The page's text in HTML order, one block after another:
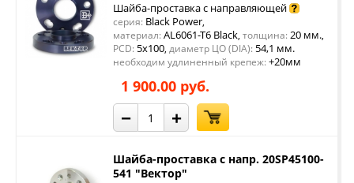
Шайба-проставка с направляющей
серия: Black Power,
материал: AL6061-T6 Black, толщина: 20 мм.,
PCD: 5x100, диаметр ЦО (DIA): 54,1 мм.
необходим удлиненный крепеж: +20мм
1 900.00 руб.
− +
Шайба-проставка с напр. 20SP45100-
541 "Вектор"